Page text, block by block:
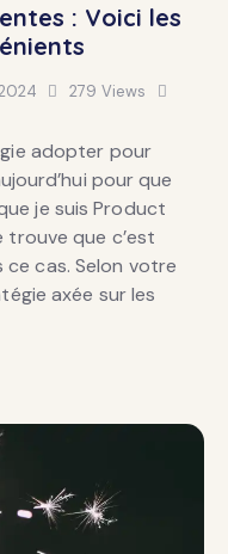
: Voici les
279 Views
adopter pour
pour que
je suis Product
trouve que c’est
cas. Selon votre
axée sur les